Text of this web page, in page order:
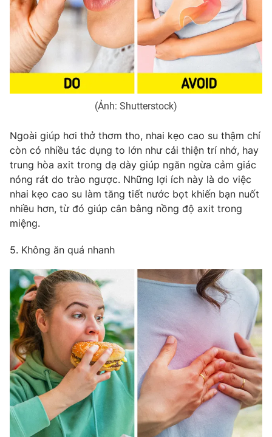
(Ảnh: Shutterstock)
Ngoài giúp hơi thở thơm tho, nhai kẹo cao su thậm chí
còn có nhiều tác dụng to lớn như cải thiện trí nhớ, hay
trung hòa axit trong dạ dày giúp ngăn ngừa cảm giác
nóng rát do trào ngược. Những lợi ích này là do việc
nhai kẹo cao su làm tăng tiết nước bọt khiến bạn nuốt
nhiều hơn, từ đó giúp cân bằng nồng độ axit trong
miệng.
5. Không ăn quá nhanh